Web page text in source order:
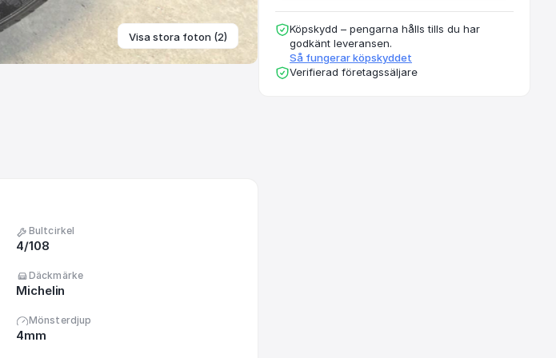
Visa stora foton (2)
Bultcirkel
4/108
Däckmärke
Michelin
Mönsterdjup
4mm
Köpskydd – pengarna hålls tills du har
godkänt leveransen.
Så fungerar köpskyddet
Verifierad företagssäljare